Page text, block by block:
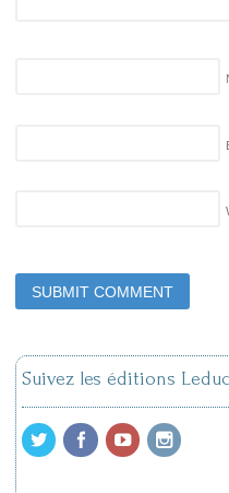
Suivez les éditions Leduc